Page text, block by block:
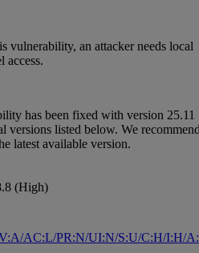
vulnerability, an attacker needs local
access.
has been fixed with version 25.11
versions listed below. We
latest available version.
(High)
AC:L/PR:N/UI:N/S:U/C:H/I:H/